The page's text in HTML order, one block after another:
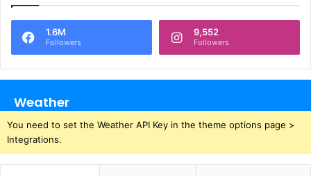
1.6M
Followers
9,552
Followers
Weather
You need to set the Weather API Key in the theme options page >
Integrations.